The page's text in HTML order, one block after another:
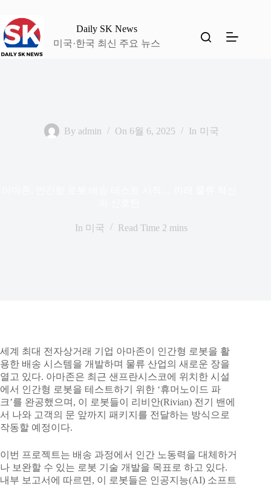
으
로
건
Daily SK News
미국·한국 최신 주요 뉴스
By admin On 6월 6, 2025 In 미국
In 미국 Read Time 2 mins
세계 최대 전자상거래 기업 아마존이 인간형 로봇을 활
용한 배송 시스템을 개발하며 물류 산업의 새로운 장을
열고 있다. 아마존은 최근 샌프란시스코에 위치한 시설
에서 인간형 로봇을 테스트하기 위한 ‘휴머노이드 파
크’를 완공했으며, 이 로봇들이 리비안(Rivian) 전기 밴에
서 나와 고객의 문 앞까지 패키지를 전달하는 방식으로
작동할 예정이다.
이번 프로젝트는 배송 과정에서 인간 노동력을 대체하거
나 보완할 수 있는 로봇 기술 개발을 목표로 하고 있다.
내부 보고서에 따르면, 이 로봇들은 인공지능(AI) 소프트